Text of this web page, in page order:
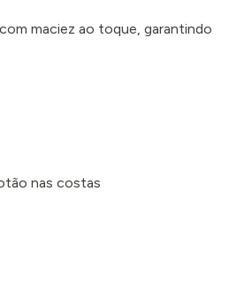
maciez ao toque, garantindo
nas costas